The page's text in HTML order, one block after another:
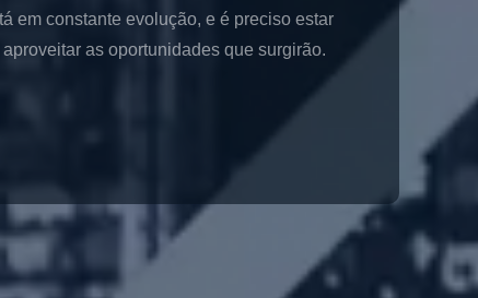
em constante evolução, e é preciso estar
as oportunidades que surgirão.